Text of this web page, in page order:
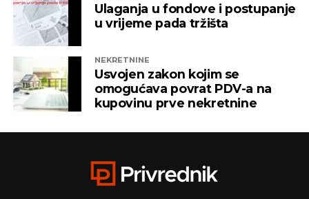
Ulaganja u fondove i postupanje
u vrijeme pada tržišta
NEKRETNINE
Usvojen zakon kojim se
omogućava povrat PDV-a na
kupovinu prve nekretnine